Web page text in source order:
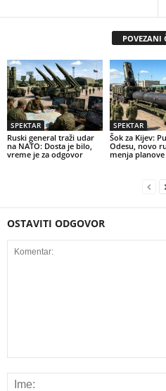
POVEZANI
SPEKTAR
Ruski general traži udar
na NATO: Dosta je bilo,
vreme je za odgovor
SPEKTAR
Šok za Kijev:
Odesu, novo
menja planove
OSTAVITI ODGOVOR